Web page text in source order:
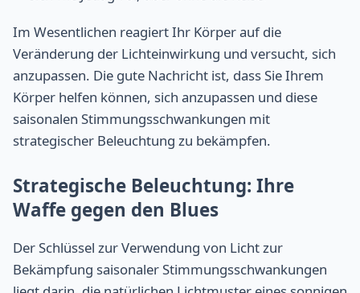
Im Wesentlichen reagiert Ihr Körper auf die
Veränderung der Lichteinwirkung und versucht, sich
anzupassen. Die gute Nachricht ist, dass Sie Ihrem
Körper helfen können, sich anzupassen und diese
saisonalen Stimmungsschwankungen mit
strategischer Beleuchtung zu bekämpfen.
Strategische Beleuchtung: Ihre
Waffe gegen den Blues
Der Schlüssel zur Verwendung von Licht zur
Bekämpfung saisonaler Stimmungsschwankungen